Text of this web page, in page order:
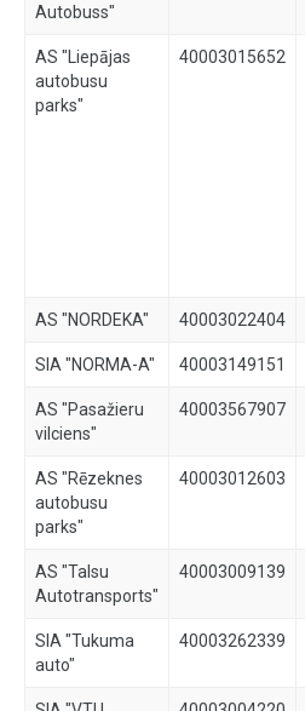
Autobuss"
AS "Liepājas
autobusu
parks"
40003015652
AS "NORDEKA" 40003022404
SIA "NORMA-A" 40003149151
AS "Pasažieru
vilciens"
40003567907
AS "Rēzeknes
autobusu
parks"
40003012603
AS "Talsu
Autotransports"
40003009139
SIA "Tukuma
auto"
40003262339